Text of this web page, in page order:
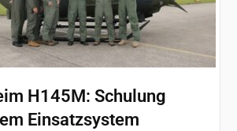
H145M: Schulung
Einsatzsystem